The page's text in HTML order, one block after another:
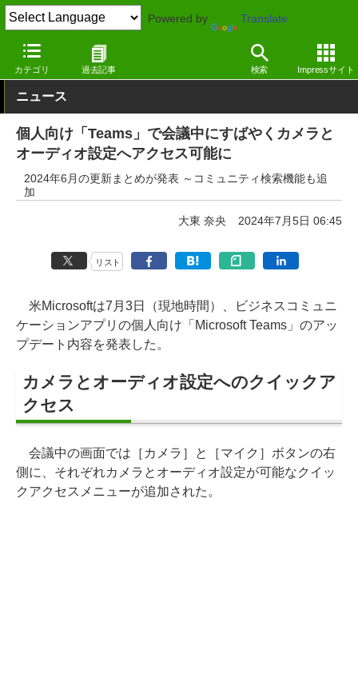
Powered by Translate
カテゴリ 過去記事 検索 Impressサイト
窓の杜 オフィス・ドキュメント Windows
ニュース
個人向け「Teams」で会議中にすばやくカメラと
オーディオ設定へアクセス可能に
2024年6月の更新まとめが発表 ～コミュニティ検索機能も追
加
大東 奈央 2024年7月5日 06:45
リスト
米Microsoftは7月3日（現地時間）、ビジネスコミュニ
ケーションアプリの個人向け「Microsoft Teams」のアッ
プデート内容を発表した。
カメラとオーディオ設定へのクイックア
クセス
会議中の画面では［カメラ］と［マイク］ボタンの右
側に、それぞれカメラとオーディオ設定が可能なクイッ
クアクセスメニューが追加された。